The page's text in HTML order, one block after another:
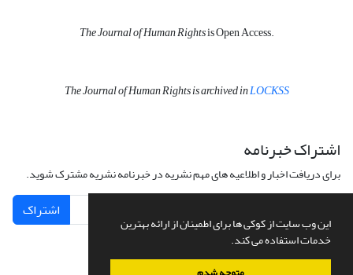
این وب سایت از کوکی ها برای اطمینان از ارائه بهترین
خدمات استفاده می کند.
The Journal of Human Rightsis Open Access.
The Journal of Human Rights is archived inLOCKSS
اشتراک خبرنامه
برای دریافت اخبار و اطلاعیه های مهم نشریه در خبرنامه نشریه مشترک شوید.
اشتراک